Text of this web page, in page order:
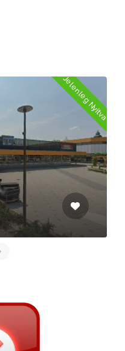
Jelenleg Nyitva